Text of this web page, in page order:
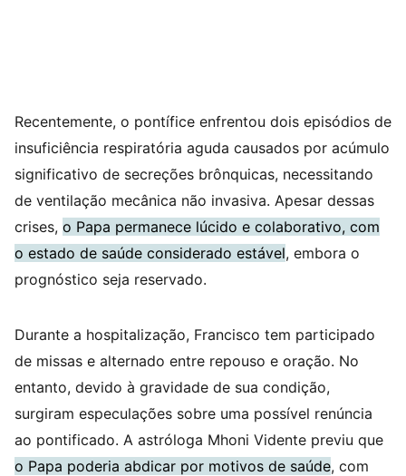
Recentemente, o pontífice enfrentou dois episódios de
insuficiência respiratória aguda causados por acúmulo
significativo de secreções brônquicas, necessitando
de ventilação mecânica não invasiva. Apesar dessas
crises, o Papa permanece lúcido e colaborativo, com
o estado de saúde considerado estável, embora o
prognóstico seja reservado.
Durante a hospitalização, Francisco tem participado
de missas e alternado entre repouso e oração. No
entanto, devido à gravidade de sua condição,
surgiram especulações sobre uma possível renúncia
ao pontificado. A astróloga Mhoni Vidente previu que
o Papa poderia abdicar por motivos de saúde, com